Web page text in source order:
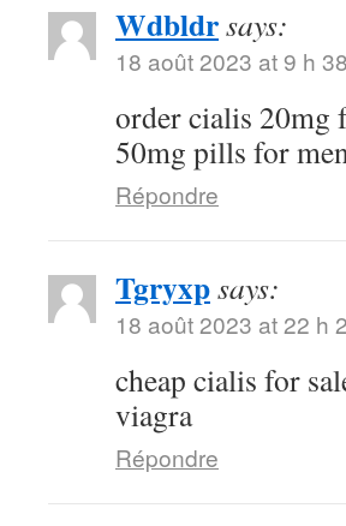
Wdbldrsays:
18 août 2023 at 9 h
order cialis 20mg
50mg pills for
Répondre
Tgryxpsays:
18 août 2023 at 22 h
cheap cialis for
viagra
Répondre